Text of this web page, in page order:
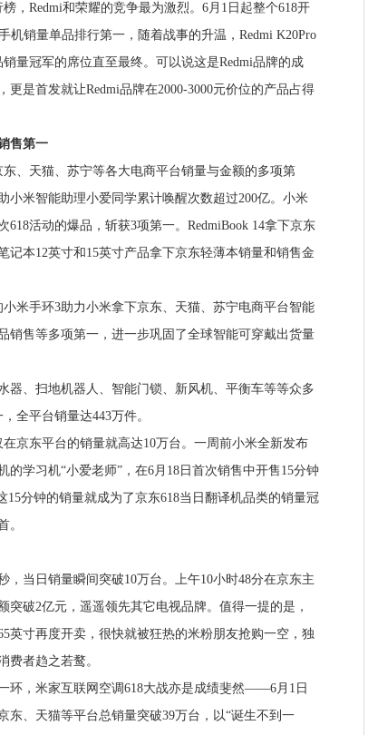
Redmi和荣耀的竞争最为激烈。6月1日起整个618开
机销量单品排行第一，随着战事的升温，Redmi K20Pro
量冠军的席位直至最终。可以说这是Redmi品牌的成
更是首发就让Redmi品牌在2000-3000元价位的产品占得
售第一
天猫、苏宁等各大电商平台销量与金额的多项第
小米智能助理小爱同学累计唤醒次数超过200亿。小米
618活动的爆品，斩获3项第一。RedmiBook 14拿下京东
记本12英寸和15英寸产品拿下京东轻薄本销量和销售金
手环3助力小米拿下京东、天猫、苏宁电商平台智能
销售等多项第一，进一步巩固了全球智能可穿戴出货量
、扫地机器人、智能门锁、新风机、平衡车等等众多
全平台销量达443万件。
东平台的销量就高达10万台。一周前小米全新发布
的学习机“小爱老师”，在6月18日首次销售中开售15分钟
15分钟的销量就成为了京东618当日翻译机品类的销量冠
。
当日销量瞬间突破10万台。上午10小时48分在京东主
突破2亿元，遥遥领先其它电视品牌。值得一提的是，
英寸再度开卖，很快就被狂热的米粉朋友抢购一空，独
费者趋之若鹜。
，米家互联网空调618大战亦是成绩斐然——6月1日
东、天猫等平台总销量突破39万台，以“诞生不到一